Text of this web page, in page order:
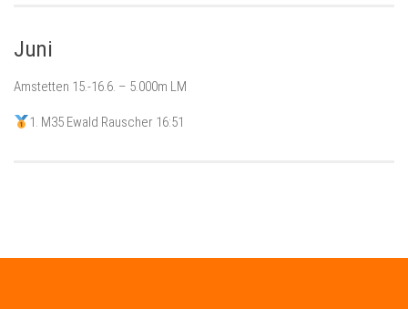
Juni
Amstetten 15.-16.6. – 5.000m LM
1. M35 Ewald Rauscher 16:51